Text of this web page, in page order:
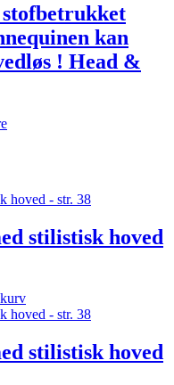
kan
! Head &
stilistisk hoved
stilistisk hoved